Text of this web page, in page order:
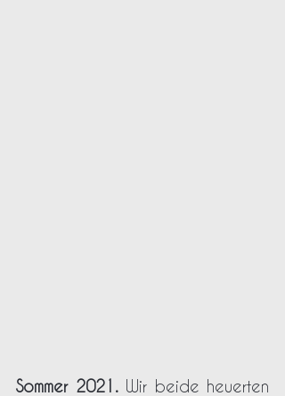
Sommer 2021. Wir beide heuerten